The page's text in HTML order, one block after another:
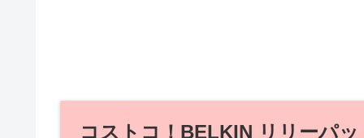
コストコ！BELKIN リリーパ